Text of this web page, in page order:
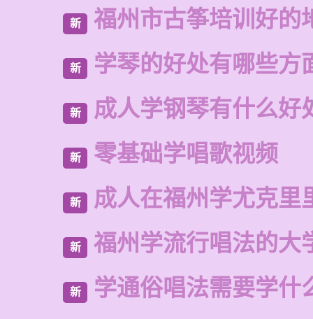
新 福州市古筝培训好的
新 学琴的好处有哪些方
新 成人学钢琴有什么好
新 零基础学唱歌视频
新 成人在福州学尤克里
新 福州学流行唱法的大
新 学通俗唱法需要学什